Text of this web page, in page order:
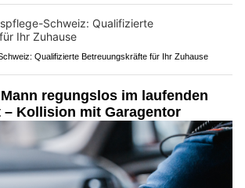
Qualifizierte Betreuungskräfte für Ihr Zuhause
regungslos im laufenden
Kollision mit Garagentor